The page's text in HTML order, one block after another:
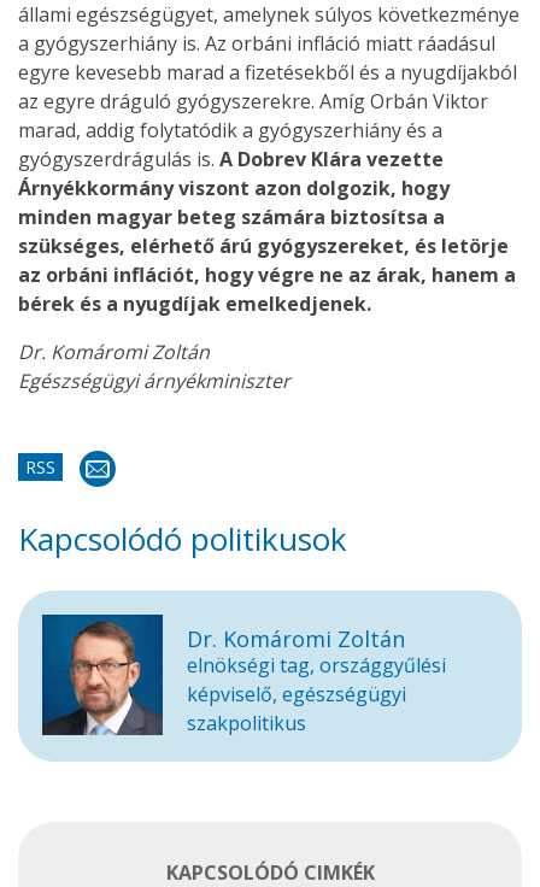
állami egészségügyet, amelynek súlyos következménye
a gyógyszerhiány is. Az orbáni infláció miatt ráadásul
egyre kevesebb marad a fizetésekből és a nyugdíjakból
az egyre dráguló gyógyszerekre. Amíg Orbán Viktor
marad, addig folytatódik a gyógyszerhiány és a
gyógyszerdrágulás is. A Dobrev Klára vezette
Árnyékkormány viszont azon dolgozik, hogy
minden magyar beteg számára biztosítsa a
szükséges, elérhető árú gyógyszereket, és letörje
az orbáni inflációt, hogy végre ne az árak, hanem a
bérek és a nyugdíjak emelkedjenek.
Dr. Komáromi Zoltán
Egészségügyi árnyékminiszter
RSS
Kapcsolódó politikusok
Dr. Komáromi Zoltán
elnökségi tag, országgyűlési
képviselő, egészségügyi
szakpolitikus
KAPCSOLÓDÓ CIMKÉK